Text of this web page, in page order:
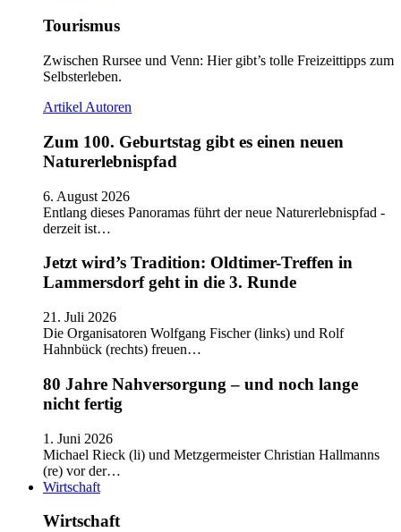
Tourismus
Zwischen Rursee und Venn: Hier gibt’s tolle Freizeittipps zum
Selbsterleben.
Artikel Autoren
Zum 100. Geburtstag gibt es einen neuen
Naturerlebnispfad
6. August 2026
Entlang dieses Panoramas führt der neue Naturerlebnispfad -
derzeit ist…
Jetzt wird’s Tradition: Oldtimer-Treffen in
Lammersdorf geht in die 3. Runde
21. Juli 2026
Die Organisatoren Wolfgang Fischer (links) und Rolf
Hahnbück (rechts) freuen…
80 Jahre Nahversorgung – und noch lange
nicht fertig
1. Juni 2026
Michael Rieck (li) und Metzgermeister Christian Hallmanns
(re) vor der…
Wirtschaft
Wirtschaft